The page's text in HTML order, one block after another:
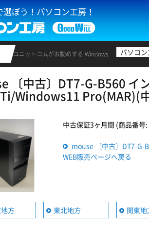
選ぼう！パソコン工房！
ユニットコムがお勧めする Windows. パソコ
〔中古〕DT7-G-B560 イ
Windows11 Pro(MAR)(
中古保証3ヶ月間 (商品番
mouse 〔中古〕DT7-G-
WEB販売ページへ戻る
方 東北地方 関東地